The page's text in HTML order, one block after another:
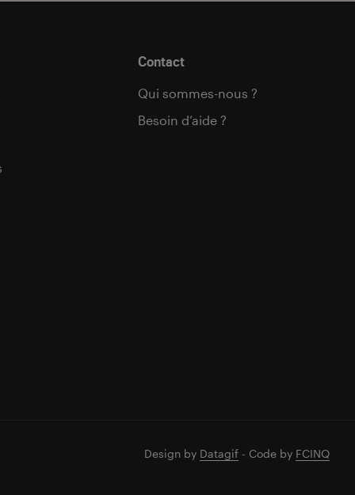
Contact
Qui sommes-nous ?
Besoin d’aide ?
Design by Datagif - Code by FCINQ